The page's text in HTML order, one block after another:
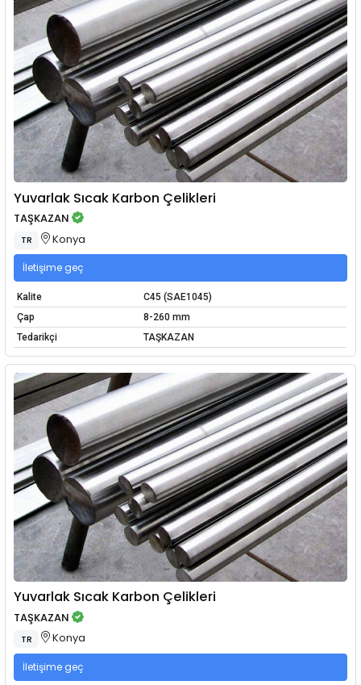
Yuvarlak Sıcak Karbon Çelikleri
TAŞKAZAN
TR Konya
İletişime geç
Kalite
C45 (SAE1045)
Çap
8-260 mm
Tedarikçi
TAŞKAZAN
Yuvarlak Sıcak Karbon Çelikleri
TAŞKAZAN
TR Konya
İletişime geç